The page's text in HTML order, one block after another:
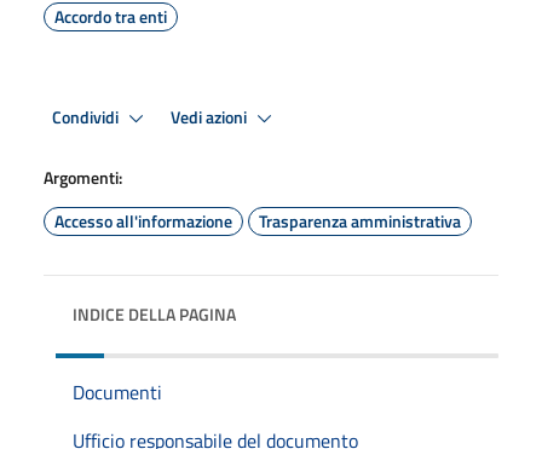
Accordo tra enti
Condividi Vedi azioni
Argomenti:
Accesso all'informazione
Trasparenza amministrativa
INDICE DELLA PAGINA
Documenti
Ufficio responsabile del documento